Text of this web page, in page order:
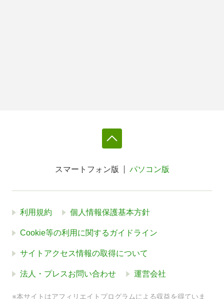
スマートフォン版 パソコン版
利用規約 個人情報保護基本方針
Cookie等の利用に関するガイドライン
サイトアクセス情報の取得について
法人・プレスお問い合わせ 運営会社
※本サイトはアフィリエイトプログラムによる収益を得ていま